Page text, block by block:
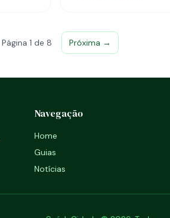
Página 1 de 8 Próxima →
Navegação
Home
Guias
Notícias